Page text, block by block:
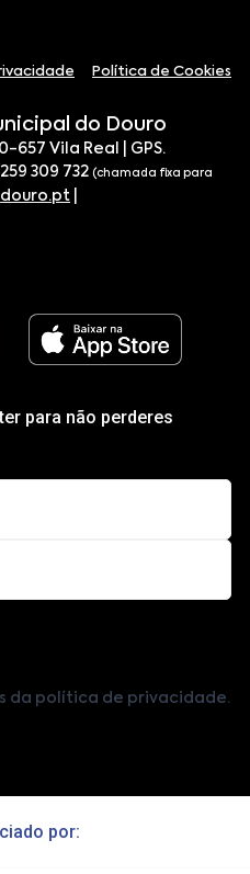
Política de Cookies
do Douro
657 Vila Real | GPS.
259 309 732 (chamada fixa para
para não perderes
da política de privacidade.
por: